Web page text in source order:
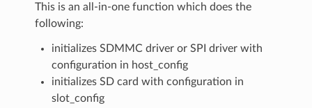
This is an all-in-one function which does the
following:
initializes SDMMC driver or SPI driver with
configuration in host_config
initializes SD card with configuration in
slot_config